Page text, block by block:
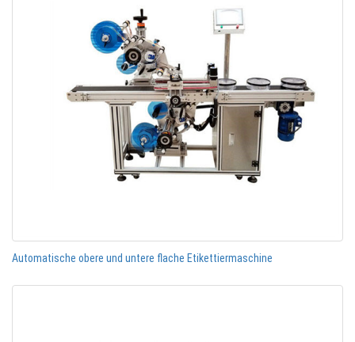
Automatische obere und untere flache Etikettiermaschine